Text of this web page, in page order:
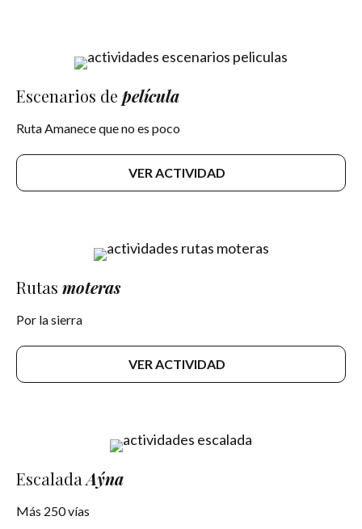
Escenarios de película
Ruta Amanece que no es poco
VER ACTIVIDAD
Rutas moteras
Por la sierra
VER ACTIVIDAD
EscaladaAýna
Más 250 vías